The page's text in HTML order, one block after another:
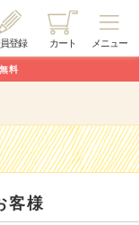
メニュー
カート
登録
料
客様